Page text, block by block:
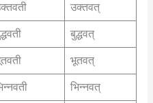
उक्तवत्
बुद्धवत्
भूतवत्
भिन्नवत्